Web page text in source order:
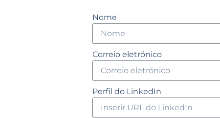
Nome
Correio eletrónico
Perfil do LinkedIn